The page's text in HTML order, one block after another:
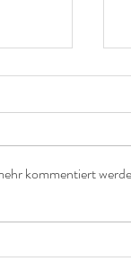
kommentiert